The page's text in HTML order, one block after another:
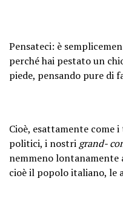
Pensateci: è
perché hai pestato un
piede, pensando pure di
Cioè, esattamente
politici, i nostri grand-
nemmeno lontanamente
cioè il popolo italiano, le